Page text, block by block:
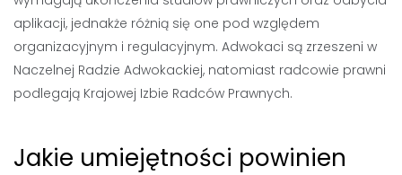
aplikacji, jednakże różnią się one pod względem
organizacyjnym i regulacyjnym. Adwokaci są zrzeszeni w
Naczelnej Radzie Adwokackiej, natomiast radcowie prawni
podlegają Krajowej Izbie Radców Prawnych.
Jakie umiejętności powinien